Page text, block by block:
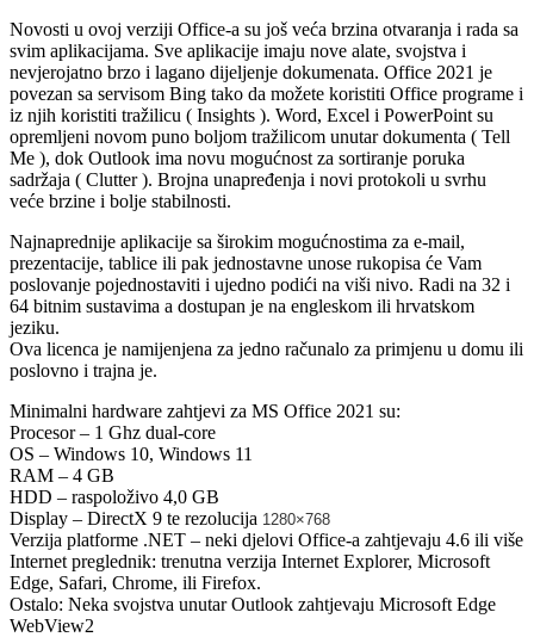
Novosti u ovoj verziji Office-a su još veća brzina otvaranja i rada sa
svim aplikacijama. Sve aplikacije imaju nove alate, svojstva i
nevjerojatno brzo i lagano dijeljenje dokumenata. Office 2021 je
povezan sa servisom Bing tako da možete koristiti Office programe i
iz njih koristiti tražilicu ( Insights ). Word, Excel i PowerPoint su
opremljeni novom puno boljom tražilicom unutar dokumenta ( Tell
Me ), dok Outlook ima novu mogućnost za sortiranje poruka
sadržaja ( Clutter ). Brojna unapređenja i novi protokoli u svrhu
veće brzine i bolje stabilnosti.
Najnaprednije aplikacije sa širokim mogućnostima za e-mail,
prezentacije, tablice ili pak jednostavne unose rukopisa će Vam
poslovanje pojednostaviti i ujedno podići na viši nivo. Radi na 32 i
64 bitnim sustavima a dostupan je na engleskom ili hrvatskom
jeziku.
Ova licenca je namijenjena za jedno računalo za primjenu u domu ili
poslovno i trajna je.
Minimalni hardware zahtjevi za MS Office 2021 su:
Procesor – 1 Ghz dual-core
OS – Windows 10, Windows 11
RAM – 4 GB
HDD – raspoloživo 4,0 GB
Display – DirectX 9 te rezolucija 1280×768
Verzija platforme .NET – neki djelovi Office-a zahtjevaju 4.6 ili više
Internet preglednik: trenutna verzija Internet Explorer, Microsoft
Edge, Safari, Chrome, ili Firefox.
Ostalo: Neka svojstva unutar Outlook zahtjevaju Microsoft Edge
WebView2